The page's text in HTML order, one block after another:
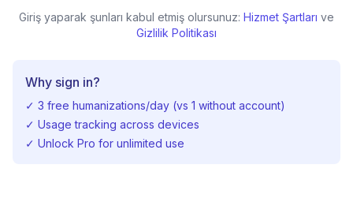
Giriş yaparak şunları kabul etmiş olursunuz: Hizmet Şartları ve
Gizlilik Politikası
Why sign in?
✓ 3 free humanizations/day (vs 1 without account)
✓ Usage tracking across devices
✓ Unlock Pro for unlimited use